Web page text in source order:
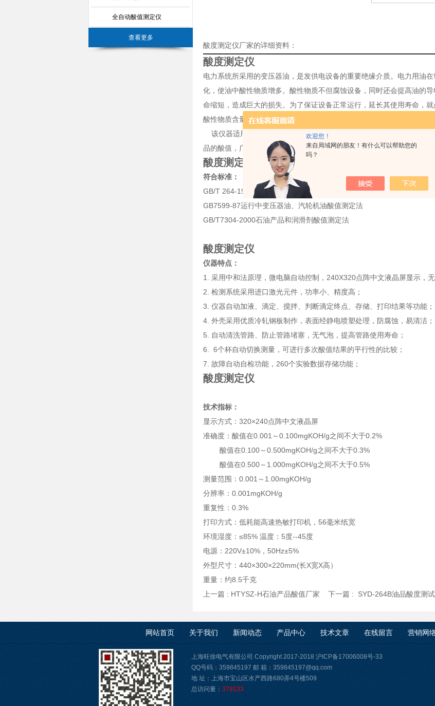
欢迎您！
来自局域网的朋友！有什么可以帮助您的
吗？
全自动酸值测定仪
查看更多
酸度测定仪厂家的详细资料：
酸度测定仪
电力系统所采用的变压器油，是发供电设备的重要绝缘介质。电力用油
化，使油中酸性物质增多。酸性物质不但腐蚀设备，同时还会提高油的
命缩短，造成巨大的损失。为了保证设备正常运行，延长其使用寿命，
酸性物质含量的指标——酸值是主要的监测参数，在我国标准和标准中，
该仪器适用于GB/T264、GB7599、GB/T7304等规定，可准确检测变
品的酸值，广泛应用在化工、电力、铁路、石油等行业。
酸度测定仪
符合标准：
GB/T 264-1983 石油产品酸值测定法
GB7599-87运行中变压器油、汽轮机油酸值测定法
GB/T7304-2000石油产品和润滑剂酸值测定法
酸度测定仪
仪器特点：
1. 采用中和法原理，微电脑自动控制，240X320点阵中文液晶屏显示，
2. 检测系统采用进口激光元件，功率小、精度高；
3. 仪器自动加液、滴定、搅拌、判断滴定终点、存储、打印结果等功能；
4. 外壳采用优质冷轧钢板制作，表面经静电喷塑处理，防腐蚀，易清洁；
5. 自动清洗管路、防止管路堵塞，无气泡，提高管路使用寿命；
6. 6个杯自动切换测量，可进行多次酸值结果的平行性的比较；
7. 故障自动自检功能，260个实验数据存储功能；
酸度测定仪
技术指标：
显示方式：320×240点阵中文液晶屏
准确度：酸值在0.001～0.100mgKOH/g之间不大于0.2%
酸值在0.100～0.500mgKOH/g之间不大于0.3%
酸值在0.500～1.000mgKOH/g之间不大于0.5%
测量范围：0.001～1.00mgKOH/g
分辨率：0.001mgKOH/g
重复性：0.3%
打印方式：低耗能高速热敏打印机，56毫米纸宽
环境湿度：≤85% 温度：5度--45度
电源：220V±10%，50Hz±5%
外型尺寸：440×300×220mm(长X宽X高）
重量：约8.5千克
上一篇 : HTYSZ-H石油产品酸值厂家 下一篇 : SYD-264B油品酸度测
网站首页 关于我们 新闻动态 产品中心 技术文章 在线留言 营销网
上海旺徐电气有限公司 Copyright 2017-2018 沪ICP备17006008号-33
QQ号码：359845197 邮 箱：359845197@qq.com
地 址：上海市宝山区水产西路680弄4号楼509
总访问量： 379133